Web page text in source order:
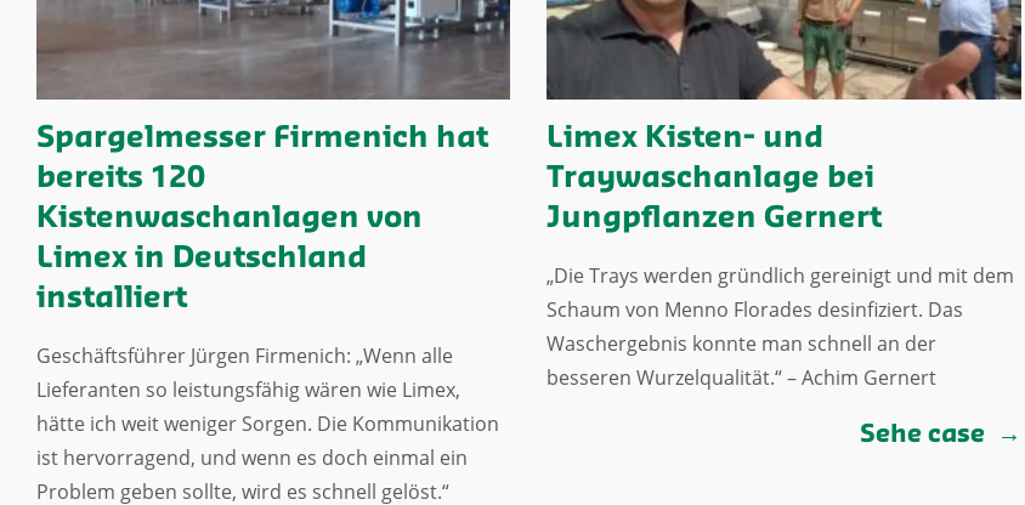
Spargelmesser Firmenich hat
bereits 120
Kistenwaschanlagen von
Limex in Deutschland
installiert
Geschäftsführer Jürgen Firmenich: „Wenn alle
Lieferanten so leistungsfähig wären wie Limex,
hätte ich weit weniger Sorgen. Die Kommunikation
ist hervorragend, und wenn es doch einmal ein
Problem geben sollte, wird es schnell gelöst.“
Limex Kisten- und
Traywaschanlage bei
Jungpflanzen Gernert
„Die Trays werden gründlich gereinigt und mit dem
Schaum von Menno Florades desinfiziert. Das
Waschergebnis konnte man schnell an der
besseren Wurzelqualität.“ – Achim Gernert
Sehe case